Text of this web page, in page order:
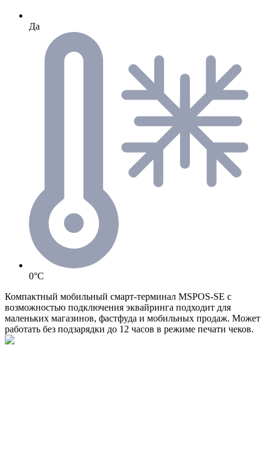
Да
0°C
Компактный мобильный смарт-терминал MSPOS-SE с
возможностью подключения эквайринга подходит для
маленьких магазинов, фастфуда и мобильных продаж. Может
работать без подзарядки до 12 часов в режиме печати чеков.